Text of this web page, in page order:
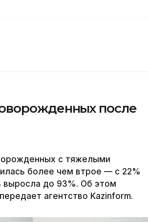
после
с тяжелыми
более чем втрое — с 22%
выросла до 93%. Об этом
агентство Kazinform.